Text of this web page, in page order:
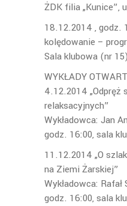
ŻDK filia „Kunice”,
18.12.2014 , godz.
kolędowanie –
Sala klubowa (nr
WYKŁADY
4.12.2014 „Odpręż
relaksacyjnych”
Wykładowca: Jan
godz. 16:00, sala
11.12.2014 „O
na Ziemi Żarskiej”
Wykładowca:
godz. 16:00, sala